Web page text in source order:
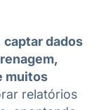
captar dados
muitos
relatórios